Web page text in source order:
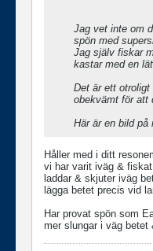
Jag vet inte om
spön med
Jag själv fiskar
kastar med en
Det är ett
obekvämt för att
Här är en bild
Håller med i ditt
vi har varit iväg &
laddar & skjuter iväg
lägga betet precis vid
Har provat spön som
mer slungar i väg